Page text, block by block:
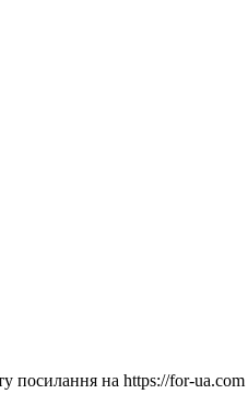
посилання на https://for-